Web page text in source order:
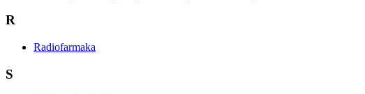
R
Radiofarmaka
S